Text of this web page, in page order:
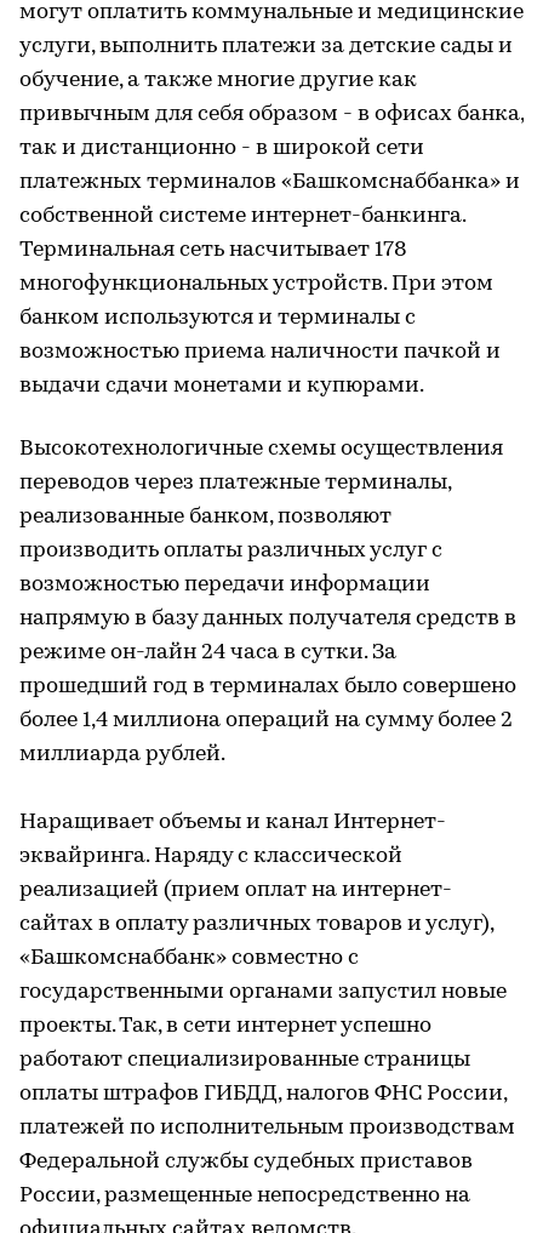
могут оплатить коммунальные и медицинские
услуги, выполнить платежи за детские сады и
обучение, а также многие другие как
привычным для себя образом - в офисах банка,
так и дистанционно - в широкой сети
платежных терминалов «Башкомснаббанка» и
собственной системе интернет-банкинга.
Терминальная сеть насчитывает 178
многофункциональных устройств. При этом
банком используются и терминалы с
возможностью приема наличности пачкой и
выдачи сдачи монетами и купюрами.
Высокотехнологичные схемы осуществления
переводов через платежные терминалы,
реализованные банком, позволяют
производить оплаты различных услуг с
возможностью передачи информации
напрямую в базу данных получателя средств в
режиме он-лайн 24 часа в сутки. За
прошедший год в терминалах было совершено
более 1,4 миллиона операций на сумму более 2
миллиарда рублей.
Наращивает объемы и канал Интернет-
эквайринга. Наряду с классической
реализацией (прием оплат на интернет-
сайтах в оплату различных товаров и услуг),
«Башкомснаббанк» совместно с
государственными органами запустил новые
проекты. Так, в сети интернет успешно
работают специализированные страницы
оплаты штрафов ГИБДД, налогов ФНС России,
платежей по исполнительным производствам
Федеральной службы судебных приставов
России, размещенные непосредственно на